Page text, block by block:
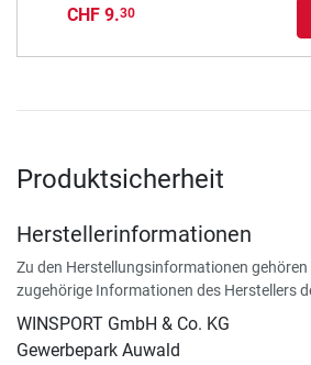
CHF 9.30
Produktsicherheit
Herstellerinformationen
Zu den Herstellungsinformationen gehören
zugehörige Informationen des Herstellers
WINSPORT GmbH & Co. KG
Gewerbepark Auwald